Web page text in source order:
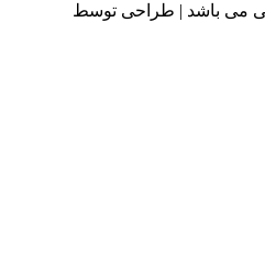
می باشد | طراحی توسط